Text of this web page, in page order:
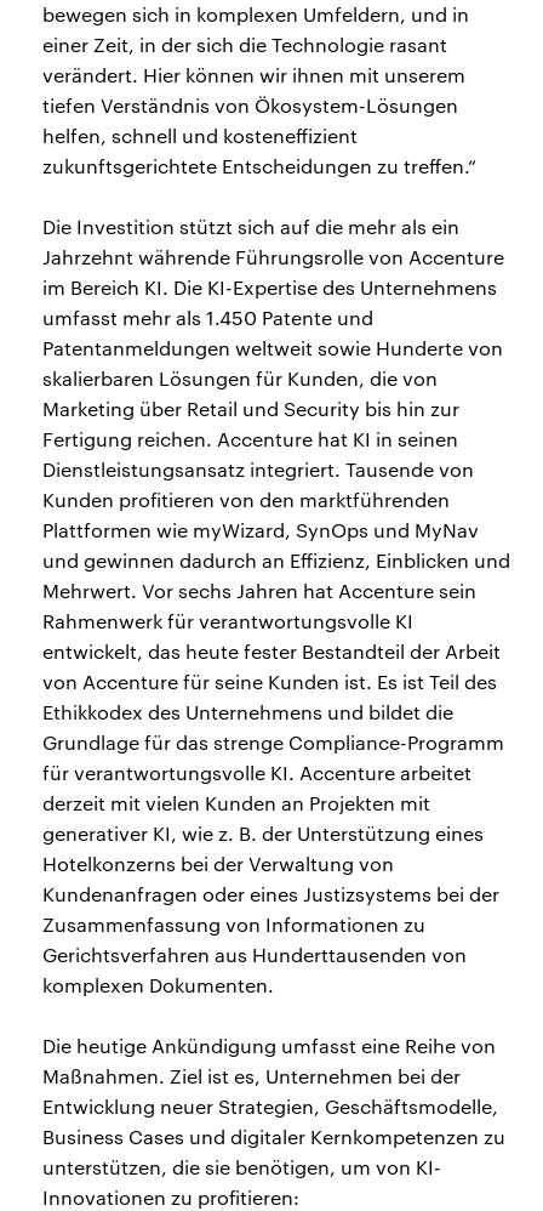
bewegen sich in komplexen Umfeldern, und in
einer Zeit, in der sich die Technologie rasant
verändert. Hier können wir ihnen mit unserem
tiefen Verständnis von Ökosystem-Lösungen
helfen, schnell und kosteneffizient
zukunftsgerichtete Entscheidungen zu treffen.“
Die Investition stützt sich auf die mehr als ein
Jahrzehnt währende Führungsrolle von Accenture
im Bereich KI. Die KI-Expertise des Unternehmens
umfasst mehr als 1.450 Patente und
Patentanmeldungen weltweit sowie Hunderte von
skalierbaren Lösungen für Kunden, die von
Marketing über Retail und Security bis hin zur
Fertigung reichen. Accenture hat KI in seinen
Dienstleistungsansatz integriert. Tausende von
Kunden profitieren von den marktführenden
Plattformen wie myWizard, SynOps und MyNav
und gewinnen dadurch an Effizienz, Einblicken und
Mehrwert. Vor sechs Jahren hat Accenture sein
Rahmenwerk für verantwortungsvolle KI
entwickelt, das heute fester Bestandteil der Arbeit
von Accenture für seine Kunden ist. Es ist Teil des
Ethikkodex des Unternehmens und bildet die
Grundlage für das strenge Compliance-Programm
für verantwortungsvolle KI. Accenture arbeitet
derzeit mit vielen Kunden an Projekten mit
generativer KI, wie z. B. der Unterstützung eines
Hotelkonzerns bei der Verwaltung von
Kundenanfragen oder eines Justizsystems bei der
Zusammenfassung von Informationen zu
Gerichtsverfahren aus Hunderttausenden von
komplexen Dokumenten.
Die heutige Ankündigung umfasst eine Reihe von
Maßnahmen. Ziel ist es, Unternehmen bei der
Entwicklung neuer Strategien, Geschäftsmodelle,
Business Cases und digitaler Kernkompetenzen zu
unterstützen, die sie benötigen, um von KI-
Innovationen zu profitieren: